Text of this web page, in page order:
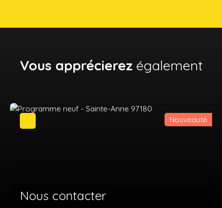
Vous apprécierez également
Nous contacter
Nouveauté